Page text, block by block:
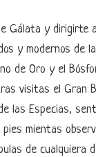
Gálata y dirigirte
y modernos de
de Oro y el
visitas el Gran
las Especias,
mientas
de cualquiera